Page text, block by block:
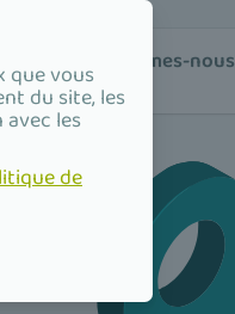
Qui sommes-nous
?
que vous
du site, les
les
de